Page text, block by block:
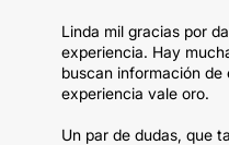
Linda mil gracias por
experiencia. Hay
buscan información
experiencia vale oro.
Un par de dudas, que